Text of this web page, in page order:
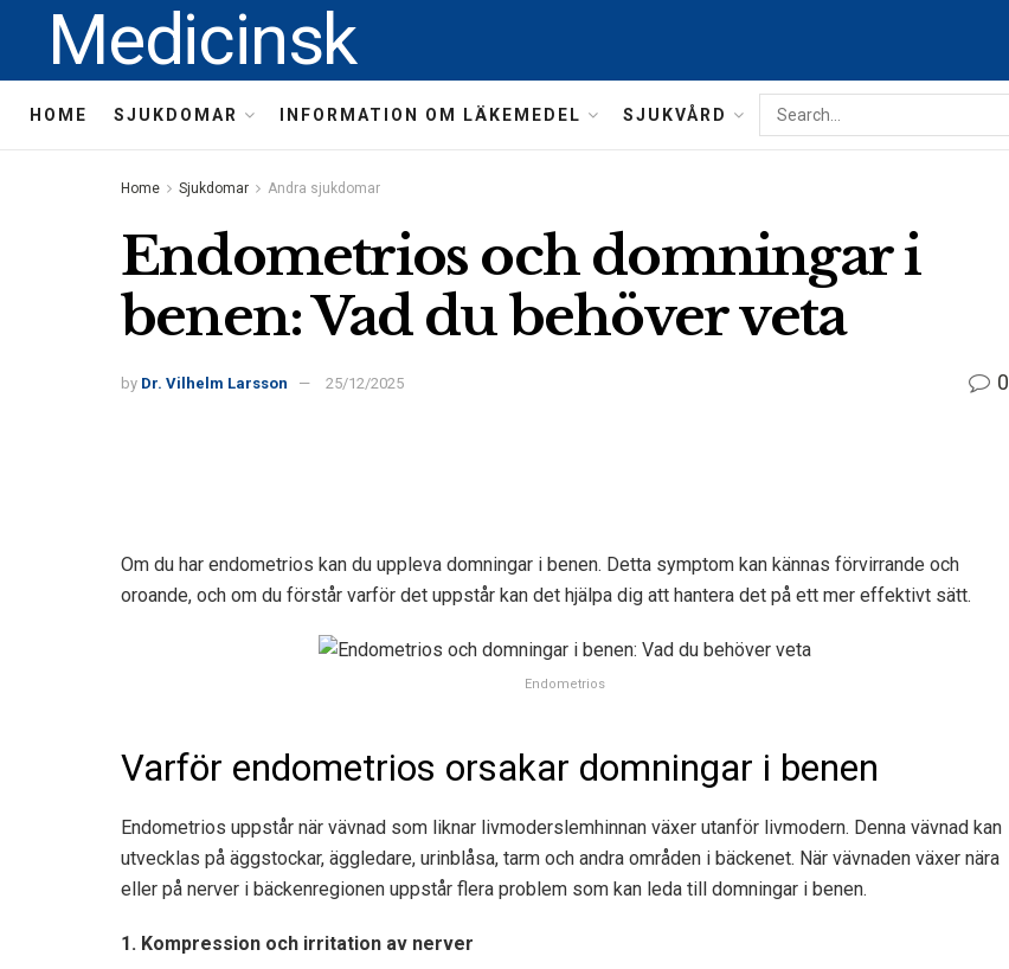
Medicinsk
HOME SJUKDOMAR INFORMATION OM LÄKEMEDEL SJUKVÅRD
Home Sjukdomar Andra sjukdomar
Endometrios och domningar i
benen: Vad du behöver veta
by Dr. Vilhelm Larsson 25/12/2025 0
Om du har endometrios kan du uppleva domningar i benen. Detta symptom kan kännas förvirrande och
oroande, och om du förstår varför det uppstår kan det hjälpa dig att hantera det på ett mer effektivt sätt.
Endometrios
Varför endometrios orsakar domningar i benen
Endometrios uppstår när vävnad som liknar livmoderslemhinnan växer utanför livmodern. Denna vävnad kan
utvecklas på äggstockar, äggledare, urinblåsa, tarm och andra områden i bäckenet. När vävnaden växer nära
eller på nerver i bäckenregionen uppstår flera problem som kan leda till domningar i benen.
1. Kompression och irritation av nerver